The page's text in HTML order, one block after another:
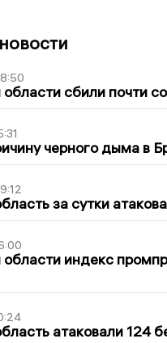
сбили почти
черного дыма в
за сутки
области индекс
атаковали 124